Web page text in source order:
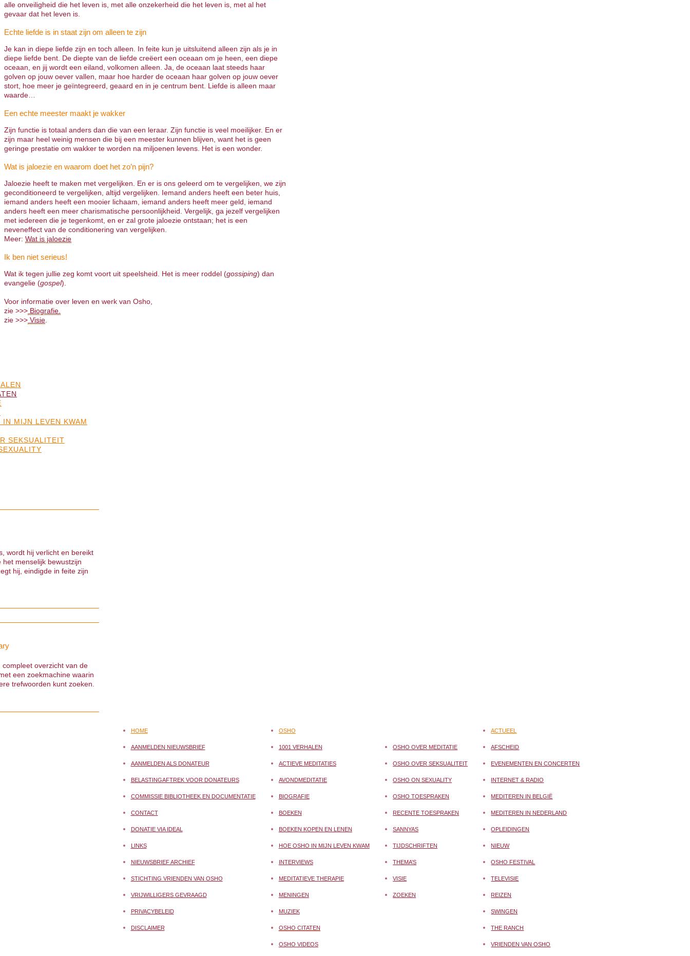
alle onveiligheid die het leven is, met alle onzekerheid die het leven is, met al het
gevaar dat het leven is.
Echte liefde is in staat zijn om alleen te zijn
Je kan in diepe liefde zijn en toch alleen. In feite kun je uitsluitend alleen zijn als je in
diepe liefde bent. De diepte van de liefde creëert een oceaan om je heen, een diepe
oceaan, en jij wordt een eiland, volkomen alleen. Ja, de oceaan laat steeds haar
golven op jouw oever vallen, maar hoe harder de oceaan haar golven op jouw oever
stort, hoe meer je geïntegreerd, geaard en in je centrum bent. Liefde is alleen maar
waarde…
Een echte meester maakt je wakker
Zijn functie is totaal anders dan die van een leraar. Zijn functie is veel moeilijker. En er
zijn maar heel weinig mensen die bij een meester kunnen blijven, want het is geen
geringe prestatie om wakker te worden na miljoenen levens. Het is een wonder.
Wat is jaloezie en waarom doet het zo’n pijn?
Jaloezie heeft te maken met vergelijken. En er is ons geleerd om te vergelijken, we zijn
geconditioneerd te vergelijken, altijd vergelijken. Iemand anders heeft een beter huis,
iemand anders heeft een mooier lichaam, iemand anders heeft meer geld, iemand
anders heeft een meer charismatische persoonlijkheid. Vergelijk, ga jezelf vergelijken
met iedereen die je tegenkomt, en er zal grote jaloezie ontstaan; het is een
neveneffect van de conditionering van vergelijken.
Meer: Wat is jaloezie
Ik ben niet serieus!
Wat ik tegen jullie zeg komt voort uit speelsheid. Het is meer roddel (gossiping) dan
evangelie (gospel).
Voor informatie over leven en werk van Osho,
zie >>> Biografie.
zie >>> Visie
IN MIJN LEVEN KWAM
SEKSUALITEIT
wordt hij verlicht en bereikt
menselijk bewustzijn
hij, eindigde in feite zijn
overzicht van de
een zoekmachine waarin
trefwoorden kunt zoeken.
HOME
AANMELDEN NIEUWSBRIEF
AANMELDEN ALS DONATEUR
BELASTINGAFTREK VOOR DONATEURS
COMMISSIE BIBLIOTHEEK EN DOCUMENTATIE
CONTACT
DONATIE VIA IDEAL
LINKS
NIEUWSBRIEF ARCHIEF
STICHTING VRIENDEN VAN OSHO
VRIJWILLIGERS GEVRAAGD
PRIVACYBELEID
DISCLAIMER
OSHO
1001 VERHALEN
ACTIEVE MEDITATIES
AVONDMEDITATIE
BIOGRAFIE
BOEKEN
BOEKEN KOPEN EN LENEN
HOE OSHO IN MIJN LEVEN KWAM
INTERVIEWS
MEDITATIEVE THERAPIE
MENINGEN
MUZIEK
OSHO CITATEN
OSHO VIDEOS
OSHO OVER MEDITATIE
OSHO OVER SEKSUALITEIT
OSHO ON SEXUALITY
OSHO TOESPRAKEN
RECENTE TOESPRAKEN
SANNYAS
TIJDSCHRIFTEN
THEMA’S
VISIE
ZOEKEN
ACTUEEL
AFSCHEID
EVENEMENTEN EN CONCERTEN
INTERNET & RADIO
MEDITEREN IN BELGIË
MEDITEREN IN NEDERLAND
OPLEIDINGEN
NIEUW
OSHO FESTIVAL
TELEVISIE
REIZEN
SWINGEN
THE RANCH
VRIENDEN VAN OSHO